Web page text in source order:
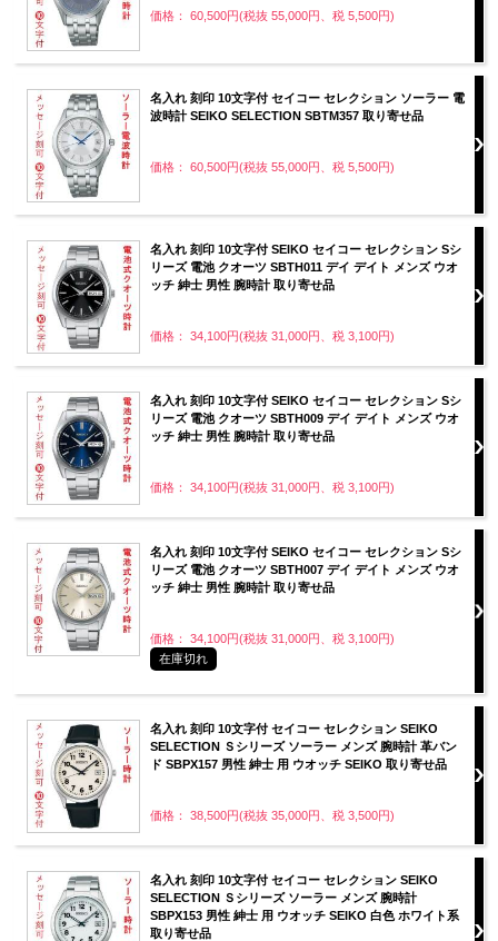
価格： 60,500円(税抜 55,000円、税 5,500円)
名入れ 刻印 10文字付 セイコー セレクション ソーラー 電
波時計 SEIKO SELECTION SBTM357 取り寄せ品
価格： 60,500円(税抜 55,000円、税 5,500円)
名入れ 刻印 10文字付 SEIKO セイコー セレクション Sシ
リーズ 電池 クオーツ SBTH011 デイ デイト メンズ ウオ
ッチ 紳士 男性 腕時計 取り寄せ品
価格： 34,100円(税抜 31,000円、税 3,100円)
名入れ 刻印 10文字付 SEIKO セイコー セレクション Sシ
リーズ 電池 クオーツ SBTH009 デイ デイト メンズ ウオ
ッチ 紳士 男性 腕時計 取り寄せ品
価格： 34,100円(税抜 31,000円、税 3,100円)
名入れ 刻印 10文字付 SEIKO セイコー セレクション Sシ
リーズ 電池 クオーツ SBTH007 デイ デイト メンズ ウオ
ッチ 紳士 男性 腕時計 取り寄せ品
価格： 34,100円(税抜 31,000円、税 3,100円)
在庫切れ
名入れ 刻印 10文字付 セイコー セレクション SEIKO
SELECTION Ｓシリーズ ソーラー メンズ 腕時計 革バン
ド SBPX157 男性 紳士 用 ウオッチ SEIKO 取り寄せ品
価格： 38,500円(税抜 35,000円、税 3,500円)
名入れ 刻印 10文字付 セイコー セレクション SEIKO
SELECTION Ｓシリーズ ソーラー メンズ 腕時計
SBPX153 男性 紳士 用 ウオッチ SEIKO 白色 ホワイト系
取り寄せ品